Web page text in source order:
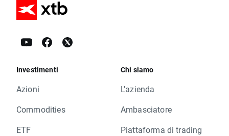
Investimenti
Azioni
Commodities
ETF
Chi siamo
L'azienda
Ambasciatore
Piattaforma di trading